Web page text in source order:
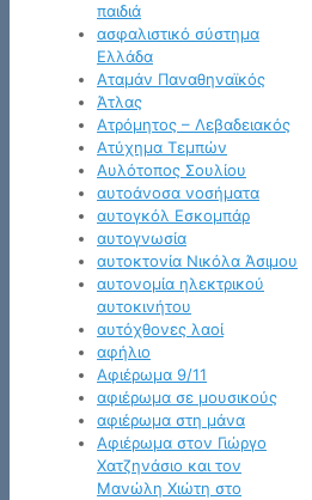
παιδιά
ασφαλιστικό σύστημα
Ελλάδα
Αταμάν Παναθηναϊκός
Άτλας
Ατρόμητος – Λεβαδειακός
Ατύχημα Τεμπών
Αυλότοπος Σουλίου
αυτοάνοσα νοσήματα
αυτογκόλ Εσκομπάρ
αυτογνωσία
αυτοκτονία Νικόλα Άσιμου
αυτονομία ηλεκτρικού
αυτοκινήτου
αυτόχθονες λαοί
αφήλιο
Αφιέρωμα 9/11
αφιέρωμα σε μουσικούς
αφιέρωμα στη μάνα
Αφιέρωμα στον Γιώργο
Χατζηνάσιο και τον
Μανώλη Χιώτη στο